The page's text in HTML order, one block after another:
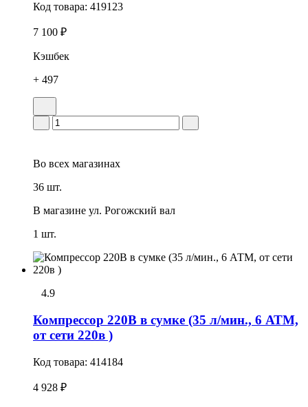
Код товара: 419123
7 100 ₽
Кэшбек
+ 497
Во всех магазинах
36 шт.
В магазине ул. Рогожский вал
1 шт.
4.9
Компрессор 220В в сумке (35 л/мин., 6 АТМ,
от сети 220в )
Код товара: 414184
4 928 ₽